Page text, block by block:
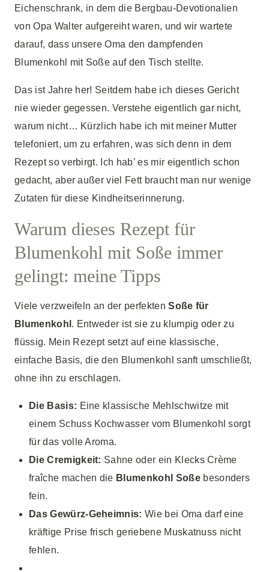
Eichenschrank, in dem die Bergbau-Devotionalien
von Opa Walter aufgereiht waren, und wir wartete
darauf, dass unsere Oma den dampfenden
Blumenkohl mit Soße auf den Tisch stellte.
Das ist Jahre her! Seitdem habe ich dieses Gericht
nie wieder gegessen. Verstehe eigentlich gar nicht,
warum nicht… Kürzlich habe ich mit meiner Mutter
telefoniert, um zu erfahren, was sich denn in dem
Rezept so verbirgt. Ich hab’ es mir eigentlich schon
gedacht, aber außer viel Fett braucht man nur wenige
Zutaten für diese Kindheitserinnerung.
Warum dieses Rezept für
Blumenkohl mit Soße immer
gelingt: meine Tipps
Viele verzweifeln an der perfektenSoße für
Blumenkohl . Entweder ist sie zu klumpig oder zu
flüssig. Mein Rezept setzt auf eine klassische,
einfache Basis, die den Blumenkohl sanft umschließt,
ohne ihn zu erschlagen.
Die Basis: Eine klassische Mehlschwitze mit
einem Schuss Kochwasser vom Blumenkohl sorgt
für das volle Aroma.
Die Cremigkeit: Sahne oder ein Klecks Crème
fraîche machen die Blumenkohl Soßebesonders
fein.
Das Gewürz-Geheimnis: Wie bei Oma darf eine
kräftige Prise frisch geriebene Muskatnuss nicht
fehlen.